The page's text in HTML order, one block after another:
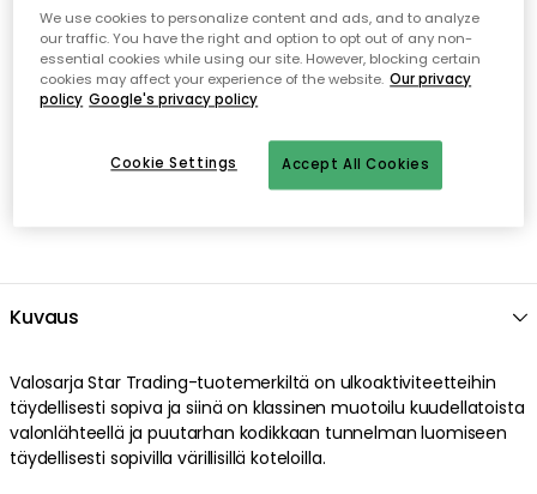
Ilmainen toimitus yli 79 €*
Nopeat ja joustavat toimitukset
Avoin palautusoikeus 30 päivän ajan
Kuvaus
Valosarja Star Trading-tuotemerkiltä on ulkoaktiviteetteihin
täydellisesti sopiva ja siinä on klassinen muotoilu kuudellatoista
valonlähteellä japuutarhan kodikkaan tunnelman luomiseen
täydellisesti sopivillavärillisillä koteloilla.
We use cookies to personalize content and ads, and to analyze
our traffic. You have the right and option to opt out of any non-
essential cookies while using our site. However, blocking certain
cookies may affect your experience of the website. Our privacy
policy Google's privacy policy
Accept All Cookies
Cookie Settings